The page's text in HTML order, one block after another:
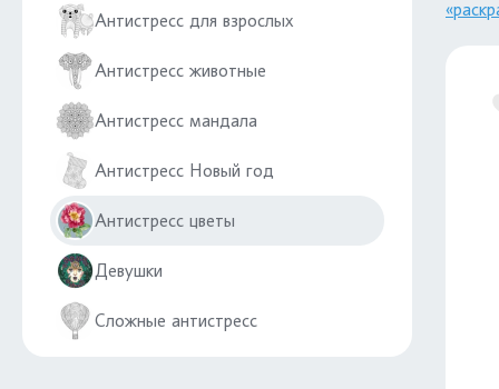
Антистресс для взрослых
Антистресс животные
Антистресс мандала
Антистресс Новый год
Антистресс цветы
Девушки
Сложные антистресс